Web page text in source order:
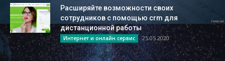
Расширяйте возможности своих
сотрудников с помощью crm для
дистанционной работы
Интернет и онлайн сервис 25.05.2020